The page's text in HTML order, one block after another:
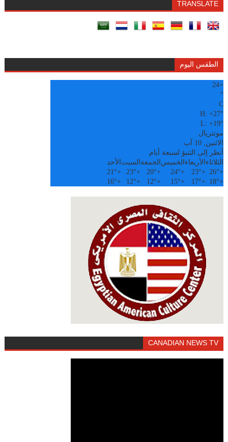
TRANSLATE
الطقس اليوم
+
24
°
C
H:+27°
L:+19°
مونتريال
الاثنين, 10 آب
أنظر إلى التنبؤ لسبعة أيام
الثلاثاء الأربعاء الخميس الجمعة السبت الأحد
+
26°
+
23°
+
24°
+
20°
+
23°
+
21°
+
18°
+
17°
+
15°
+
12°
+
12°
+
16°
CANADIAN NEWS TV